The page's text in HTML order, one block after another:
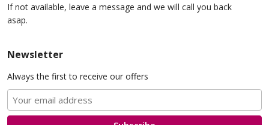
Van Amstel Oosterpark
Van Amstel
If not available, leave a message and we will call you back
asap.
Newsletter
Always the first to receive our offers